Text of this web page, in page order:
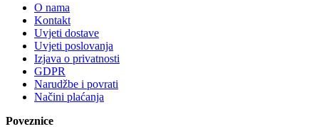
O nama
Kontakt
Uvjeti dostave
Uvjeti poslovanja
Izjava o privatnosti
GDPR
Narudžbe i povrati
Načini plaćanja
Poveznice